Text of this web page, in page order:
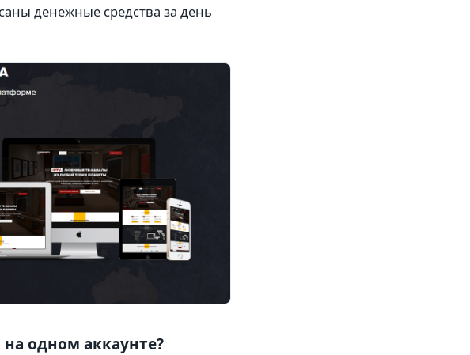
денежные средства за день
одном аккаунте?